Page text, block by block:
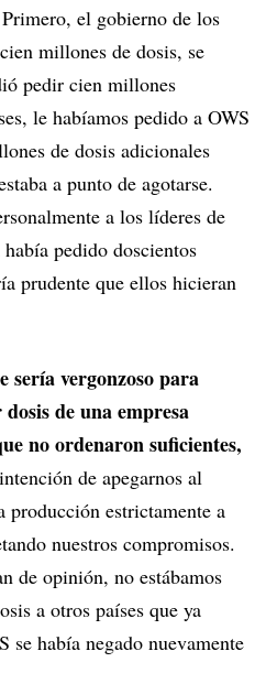
el gobierno de los
millones de dosis, se
pedir cien millones
le habíamos pedido a OWS
de dosis adicionales
a punto de agotarse.
a los líderes de
pedido doscientos
prudente que ellos hicieran
sería vergonzoso para
de una empresa
no ordenaron suficientes,
de apegarnos al
producción estrictamente a
nuestros compromisos.
de opinión, no estábamos
a otros países que ya
se había negado nuevamente